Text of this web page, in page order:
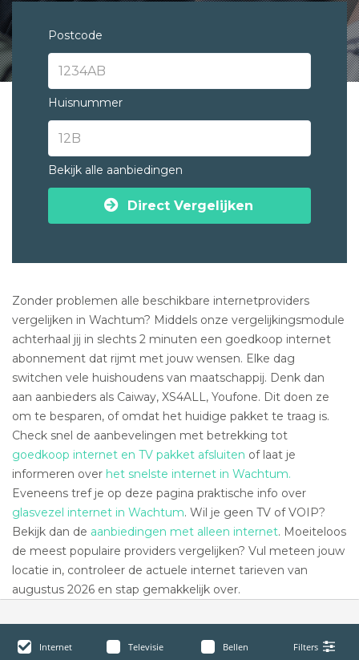
Postcode
Huisnummer
Bekijk alle aanbiedingen
Direct Vergelijken
Zonder problemen alle beschikbare internetproviders
vergelijken in Wachtum? Middels onze vergelijkingsmodule
achterhaal jij in slechts 2 minuten een goedkoop internet
abonnement dat rijmt met jouw wensen. Elke dag
switchen vele huishoudens van maatschappij. Denk dan
aan aanbieders als Caiway, XS4ALL, Youfone. Dit doen ze
om te besparen, of omdat het huidige pakket te traag is.
Check snel de aanbevelingen met betrekking tot
goedkoop internet en TV pakket afsluiten of laat je
informeren over het snelste internet in Wachtum.
Eveneens tref je op deze pagina praktische info over
glasvezel internet in Wachtum. Wil je geen TV of VOIP?
Bekijk dan de aanbiedingen met alleen internet. Moeiteloos
de meest populaire providers vergelijken? Vul meteen jouw
locatie in, controleer de actuele internet tarieven van
augustus 2026 en stap gemakkelijk over.
Internet Televisie Bellen Filters